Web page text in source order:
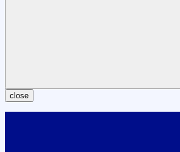
close